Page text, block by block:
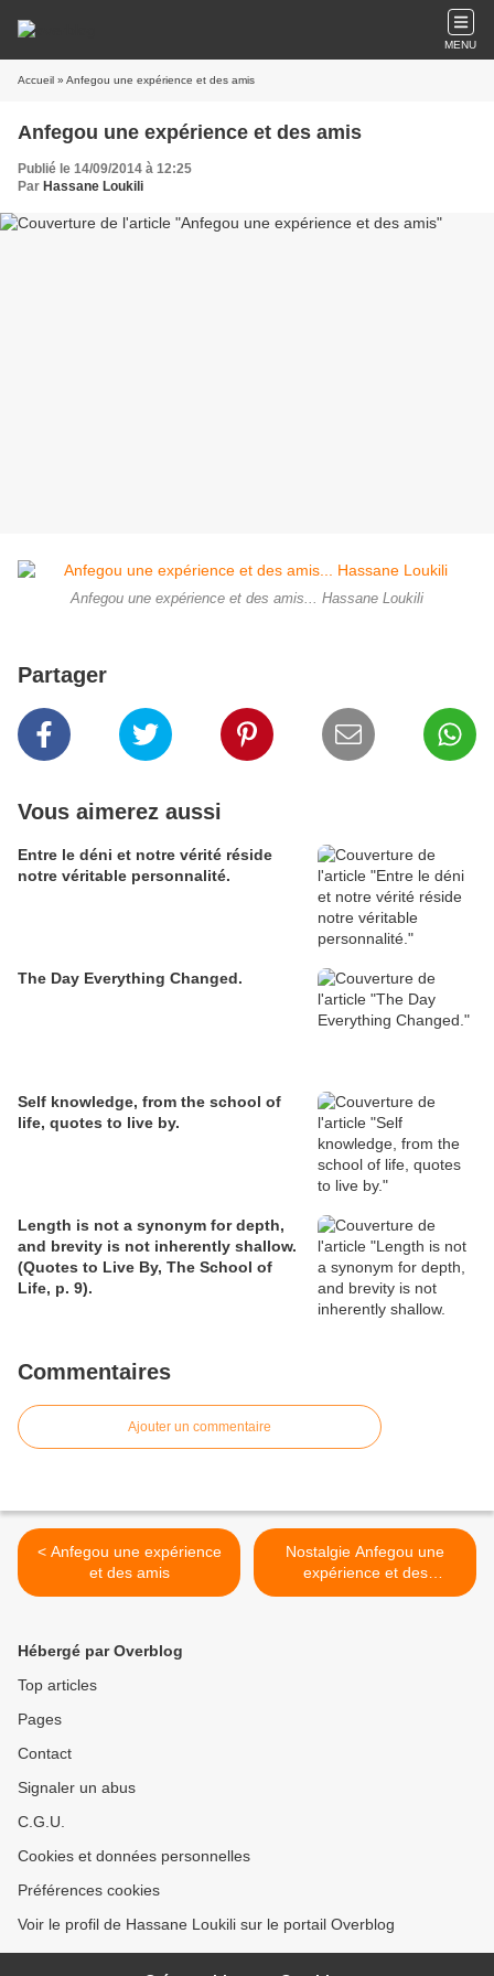
MENU
Accueil » Anfegou une expérience et des amis
Anfegou une expérience et des amis
Publié le 14/09/2014 à 12:25
Par Hassane Loukili
Anfegou une expérience et des amis... Hassane Loukili
Partager
Vous aimerez aussi
Entre le déni et notre vérité réside
notre véritable personnalité.
The Day Everything Changed.
Self knowledge, from the school of
life, quotes to live by.
Length is not a synonym for depth,
and brevity is not inherently shallow.
(Quotes to Live By, The School of
Life, p. 9).
Commentaires
Ajouter un commentaire
< Anfegou une expérience
et des amis
Nostalgie Anfegou une
expérience et des
amis...Hassane Loukili >
Hébergé par Overblog
Top articles
Pages
Contact
Signaler un abus
C.G.U.
Cookies et données personnelles
Préférences cookies
Voir le profil de Hassane Loukili sur le portail Overblog